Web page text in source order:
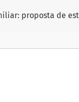
proposta de